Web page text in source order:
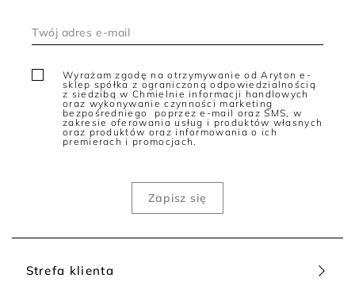
Strefa klienta
Wyrażam zgodę na otrzymywanie od Aryton e-
sklep spółka z ograniczoną odpowiedzialnością
z siedzibą w Chmielnie informacji handlowych
oraz wykonywanie czynności marketing
bezpośredniego poprzez e-mail oraz SMS, w
zakresie oferowania usług i produktów własnych
oraz produktów oraz informowania o ich
premierach i promocjach.